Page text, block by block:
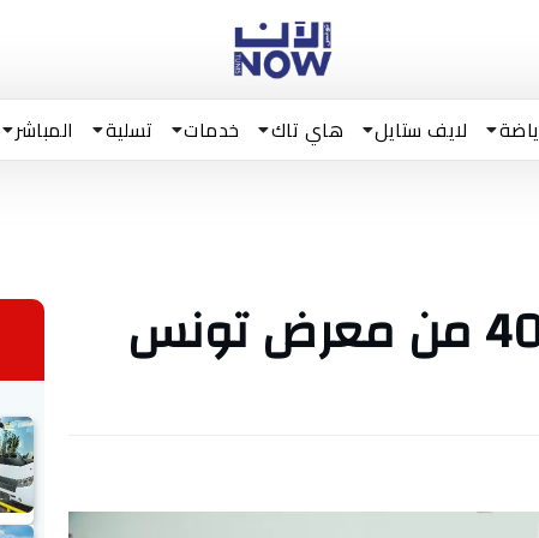
لايف ستايل هاي تاك خدمات تسلية المباشر
غداً/ اختتام الدورة الـ40 من معرض تونس